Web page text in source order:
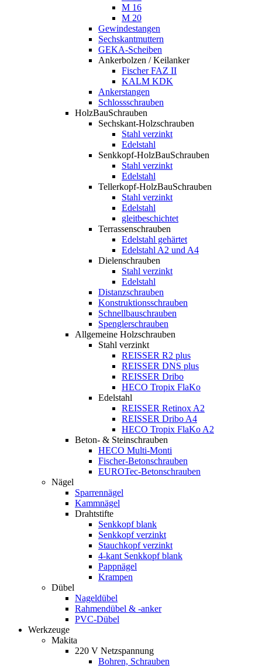
M 16
M 20
Gewindestangen
Sechskantmuttern
GEKA-Scheiben
Ankerbolzen / Keilanker
Fischer FAZ II
KALM KDK
Ankerstangen
Schlossschrauben
HolzBauSchrauben
Sechskant-Holzschrauben
Stahl verzinkt
Edelstahl
Senkkopf-HolzBauSchrauben
Stahl verzinkt
Edelstahl
Tellerkopf-HolzBauSchrauben
Stahl verzinkt
Edelstahl
gleitbeschichtet
Terrassenschrauben
Edelstahl gehärtet
Edelstahl A2 und A4
Dielenschrauben
Stahl verzinkt
Edelstahl
Distanzschrauben
Konstruktionsschrauben
Schnellbauschrauben
Spenglerschrauben
Allgemeine Holzschrauben
Stahl verzinkt
REISSER R2 plus
REISSER DNS plus
REISSER Dribo
HECO Tropix FlaKo
Edelstahl
REISSER Retinox A2
REISSER Dribo A4
HECO Tropix FlaKo A2
Beton- & Steinschrauben
HECO Multi-Monti
Fischer-Betonschrauben
EUROTec-Betonschrauben
Nägel
Sparrennägel
Kammnägel
Drahtstifte
Senkkopf blank
Senkkopf verzinkt
Stauchkopf verzinkt
4-kant Senkkopf blank
Pappnägel
Krampen
Dübel
Nageldübel
Rahmendübel & -anker
PVC-Dübel
Werkzeuge
Makita
220 V Netzspannung
Bohren, Schrauben